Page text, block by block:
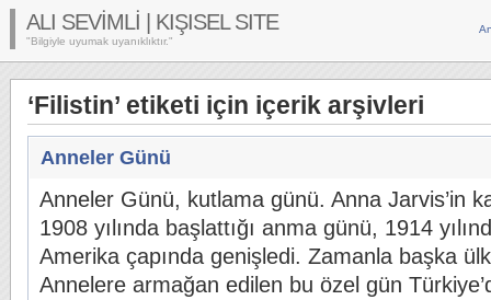
ALI SEVİMLİ | KIŞISEL SITE
"Bilgiyle uyumak uyanıklıktır."
‘Filistin’ etiketi için içerik arşivleri
Anneler Günü
Anneler Günü, kutlama günü. Anna Jarvis’in
1908 yılında başlattığı anma günü, 1914
Amerika çapında genişledi. Zamanla başka
Annelere armağan edilen bu özel gün